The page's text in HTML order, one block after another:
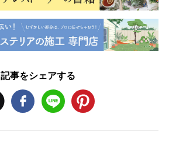
記事をシェアする